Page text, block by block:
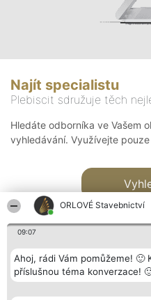
ORLOVÉ Stavebnictví
09:07
Ahoj, rádi Vám pomůžeme! 🙂
příslušnou téma konverzace!
Najít specialistu
Plebiscit sdružuje těch
Hledáte odborníka ve Vašem
vyhledávání. Využívejte
Bright Side Solutions sp. z o.